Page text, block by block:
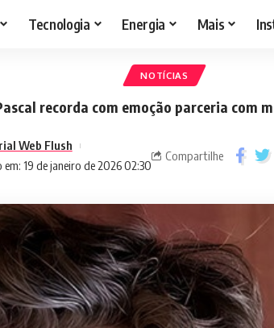
Tecnologia Energia Mais
NOTÍCIAS
recorda com emoção parceria com
19 de janeiro de 2026 02:30
Web Flush
Compartilhe